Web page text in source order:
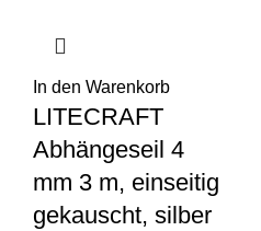
In den Warenkorb
LITECRAFT
Abhängeseil 4
mm 3 m, einseitig
gekauscht, silber